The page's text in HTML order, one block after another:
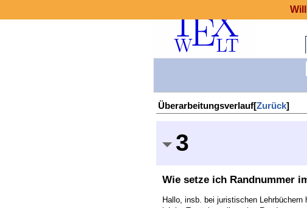
Überarbeitungsverlauf[Zurück]
3
Wie setze ich Randnummer
Hallo, insb. bei juristischen